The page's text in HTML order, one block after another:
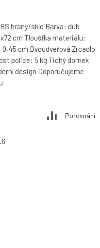
hrany/sklo Barva: dub
cm Tloušťka materiálu:
cm Dvoudveřová Zrcadlo
police: 5 kg Tichý domek
design Doporučujeme
Porovnání